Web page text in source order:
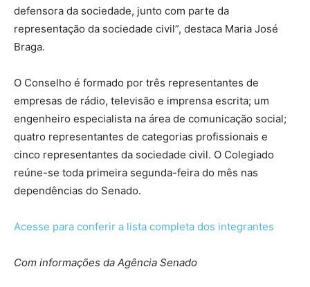
defensora da sociedade, junto com parte da
representação da sociedade civil”, destaca Maria José
Braga.
O Conselho é formado por três representantes de
empresas de rádio, televisão e imprensa escrita; um
engenheiro especialista na área de comunicação social;
quatro representantes de categorias profissionais e
cinco representantes da sociedade civil. O Colegiado
reúne-se toda primeira segunda-feira do mês nas
dependências do Senado.
Acesse para conferir a lista completa dos integrantes
Com informações da Agência Senado